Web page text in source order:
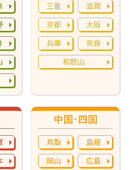
中国･四国
鳥取
島根
岡山
広島
三重
滋賀
京都
大阪
兵庫
奈良
和歌山